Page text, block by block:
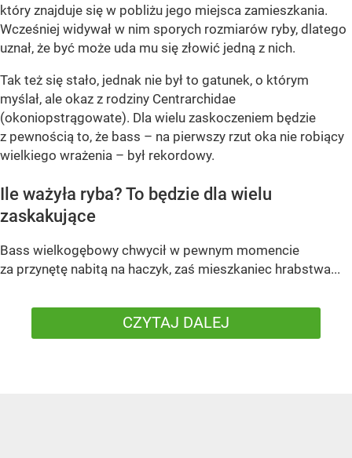
który znajduje się w pobliżu jego miejsca zamieszkania.
Wcześniej widywał w nim sporych rozmiarów ryby, dlatego
uznał, że być może uda mu się złowić jedną z nich.
Tak też się stało, jednak nie był to gatunek, o którym
myślał, ale okaz z rodziny Centrarchidae
(okoniopstrągowate). Dla wielu zaskoczeniem będzie
z pewnością to, że bass – na pierwszy rzut oka nie robiący
wielkiego wrażenia – był rekordowy.
Ile ważyła ryba? To będzie dla wielu
zaskakujące
Bass wielkogębowy chwycił w pewnym momencie
za przynętę nabitą na haczyk, zaś mieszkaniec hrabstwa...
CZYTAJ DALEJ